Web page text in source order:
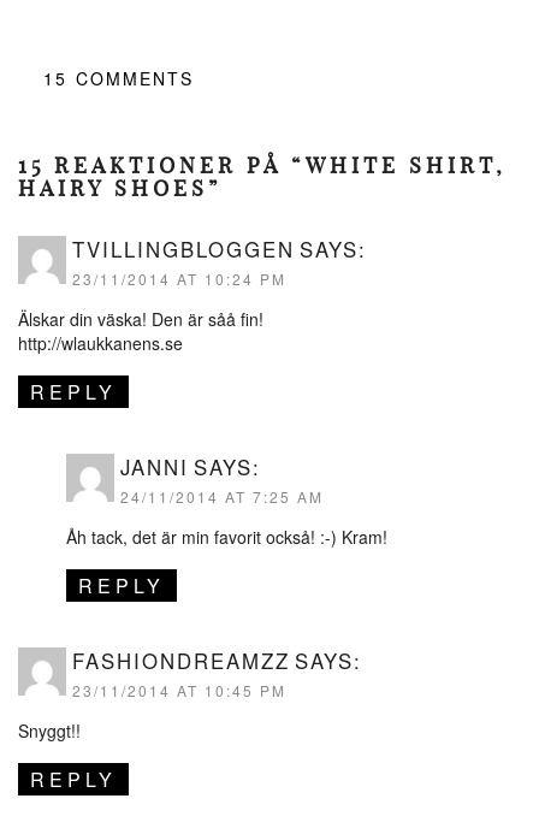
15 COMMENTS
15 REAKTIONER PÅ “WHITE SHIRT,
HAIRY SHOES”
TVILLINGBLOGGEN SAYS:
23/11/2014 AT 10:24 PM
Älskar din väska! Den är såå fin!
http://wlaukkanens.se
REPLY
JANNI SAYS:
24/11/2014 AT 7:25 AM
Åh tack, det är min favorit också! :-) Kram!
REPLY
FASHIONDREAMZZ SAYS:
23/11/2014 AT 10:45 PM
Snyggt!!
REPLY